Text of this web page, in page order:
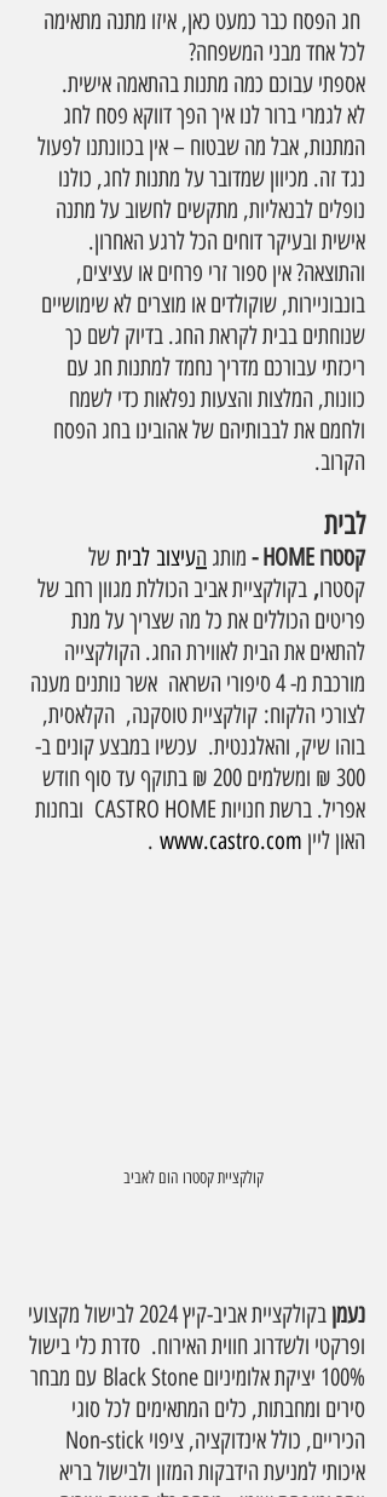
חג הפסח כבר כמעט כאן, איזו מתנה מתאימה
לכל אחד מבני המשפחה?
אספתי עבוכם כמה מתנות בהתאמה אישית.
לא לגמרי ברור לנו איך הפך דווקא פסח לחג
המתנות, אבל מה שבטוח – אין בכוונתנו לפעול
נגד זה. מכיוון שמדובר על מתנות לחג, כולנו
נופלים לבנאליות, מתקשים לחשוב על מתנה
אישית ובעיקר דוחים הכל לרגע האחרון.
והתוצאה? אין ספור זרי פרחים או עציצים,
בונבוניירות, שוקולדים או מוצרים לא שימושיים
שנוחתים בבית לקראת החג. בדיוק לשם כך
ריכזתי עבורכם מדריך נחמד למתנות חג עם
כוונות, המלצות והצעות נפלאות כדי לשמח
ולחמם את לבבותיהם של אהובינו בחג הפסח
הקרוב.
לבית
קסטרו HOME - מותג העיצוב לבית של
קסטרו, בקולקציית אביב הכוללת מגוון רחב של
פריטים הכוללים את כל מה שצריך על מנת
להתאים את הבית לאווירת החג. הקולקצייה
מורכבת מ- 4 סיפורי השראה  אשר נותנים מענה
לצורכי הלקוח: קולקציית טוסקנה,  הקלאסית,
בוהו שיק, והאלגנטית.  עכשיו במבצע קונים ב-
300 ₪ ומשלמים 200 ₪ בתוקף עד סוף חודש
אפריל. ברשת חנויות CASTRO HOME  ובחנות
האון ליין www.castro.com
.
קולקציית קסטרו הום לאביב
נעמן
בקולקציית אביב-קיץ 2024 לבישול מקצועי
ופרקטי ולשדרוג חווית האירוח.  סדרת כלי בישול
100% יציקת אלומיניום Black Stone עם מבחר
סירים ומחבתות, כלים המתאימים לכל סוגי
איכותי למניעת הידבקות המזון ולבישול בריא